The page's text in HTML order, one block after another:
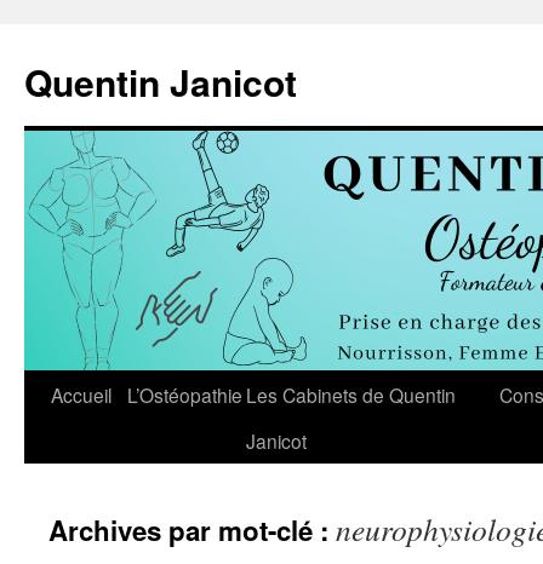
contenu
Quentin Janicot
Accueil L’Ostéopathie Les Cabinets de Quentin
Janicot
Archives par mot-clé :